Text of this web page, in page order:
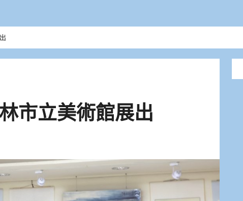
市立美術館展出